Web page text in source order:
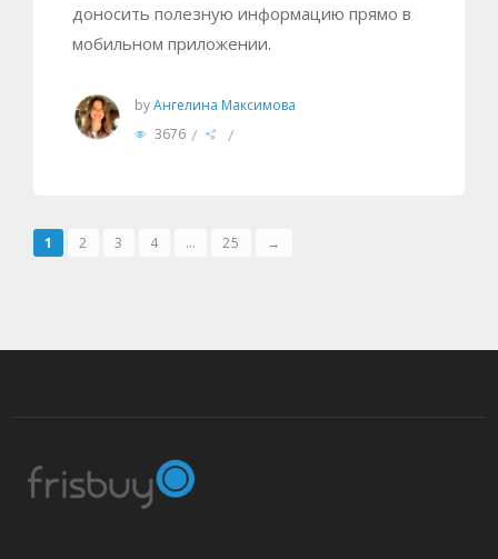
доносить полезную информацию прямо в
мобильном приложении.
byАнгелина Максимова
3676 / /
1 2 3 4 … 25 →